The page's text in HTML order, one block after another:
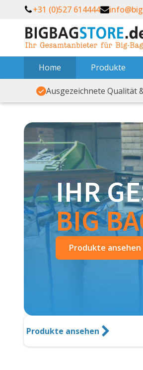
+31 (0)527 614444
Home Produkte
Ausgezeichnete Qualität
IHR
BIG
Produkte ansehen
Produkte ansehen